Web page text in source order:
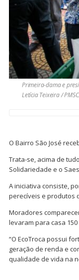
Primeira-dama e
Letícia Teixeira /
O Bairro São José
Trata-se, acima de
Solidariedade e o
A iniciativa consiste,
perecíveis e produtos
Moradores
levaram para casa
“O EcoTroca possui
geração de renda e
qualidade de vida na